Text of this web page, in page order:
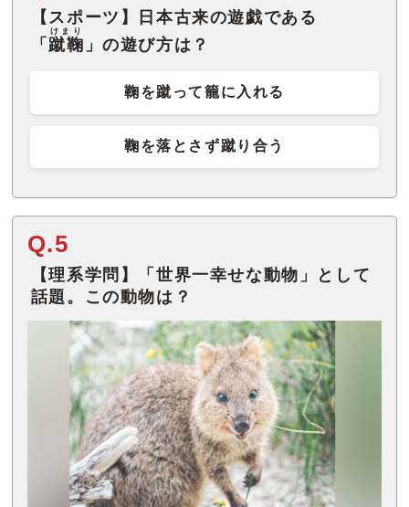
【スポーツ】日本古来の遊戯である
「 蹴鞠
けまり
」の遊び方は？
鞠を蹴って籠に入れる
鞠を落とさず蹴り合う
Q.5
【理系学問】「世界一幸せな動物」として
話題。この動物は？